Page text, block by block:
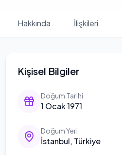
Hakkında İlişkileri
Kişisel Bilgiler
Doğum Tarihi
1 Ocak 1971
Doğum Yeri
İstanbul, Türkiye